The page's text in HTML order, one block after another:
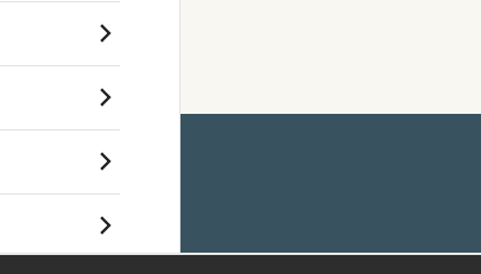
Kontakta oss